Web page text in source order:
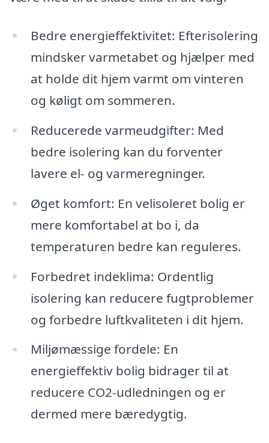
Bedre energieffektivitet: Efterisolering
mindsker varmetabet og hjælper med
at holde dit hjem varmt om vinteren
og køligt om sommeren.
Reducerede varmeudgifter: Med
bedre isolering kan du forventer
lavere el- og varmeregninger.
Øget komfort: En velisoleret bolig er
mere komfortabel at bo i, da
temperaturen bedre kan reguleres.
Forbedret indeklima: Ordentlig
isolering kan reducere fugtproblemer
og forbedre luftkvaliteten i dit hjem.
Miljømæssige fordele: En
energieffektiv bolig bidrager til at
reducere CO2-udledningen og er
dermed mere bæredygtig.